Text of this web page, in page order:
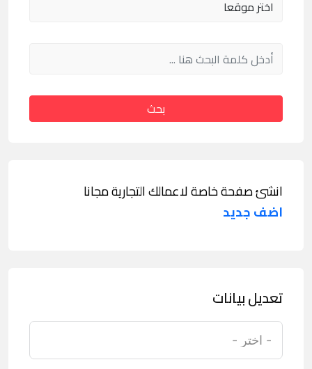
بحث
انشئ صفحة خاصة لاعمالك التجارية مجانا
اضف جديد
تعديل بيانات